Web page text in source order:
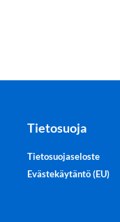
Tietosuoja
Tietosuojaseloste
Evästekäytäntö (EU)